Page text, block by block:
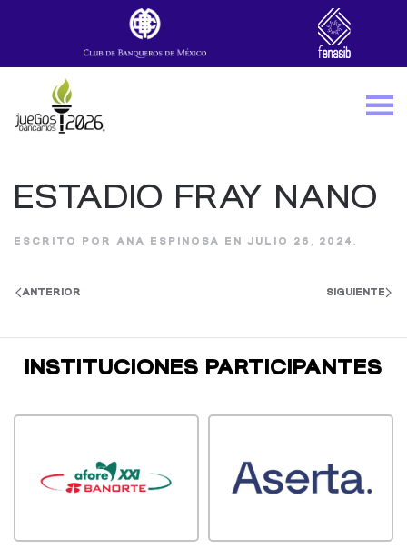
Skip to main content
ESTADIO FRAY NANO
ESCRITO POR ANA ESPINOSA EN JULIO 26, 2024 .
ANTERIOR SIGUIENTE
INSTITUCIONES PARTICIPANTES